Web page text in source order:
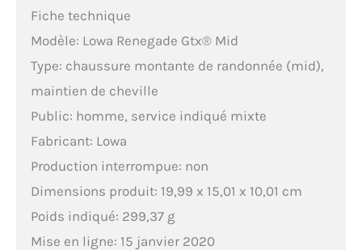
Fiche technique
Modèle: Lowa Renegade Gtx® Mid
Type: chaussure montante de randonnée (mid),
maintien de cheville
Public: homme, service indiqué mixte
Fabricant: Lowa
Production interrompue: non
Dimensions produit: 19,99 x 15,01 x 10,01 cm
Poids indiqué: 299,37 g
Mise en ligne: 15 janvier 2020